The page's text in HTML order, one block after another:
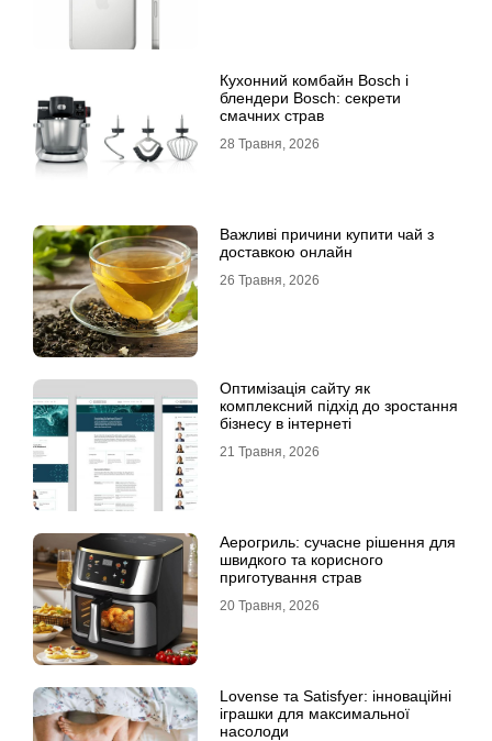
Кухонний комбайн Bosch і
блендери Bosch: секрети
смачних страв
28 Травня, 2026
Важливі причини купити чай з
доставкою онлайн
26 Травня, 2026
Оптимізація сайту як
комплексний підхід до зростання
бізнесу в інтернеті
21 Травня, 2026
Аерогриль: сучасне рішення для
швидкого та корисного
приготування страв
20 Травня, 2026
Lovense та Satisfyer: інноваційні
іграшки для максимальної
насолоди